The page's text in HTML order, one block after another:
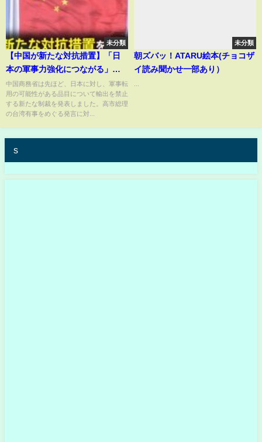
未分類
【中国が新たな対抗措置】「日
本の軍事力強化につながる」品
目の輸出禁止 レアアース輸出
に影響出る可能性も 中国日本
商会「活動に支障出たら申し入
中国商務省は先ほど、日本に対し、軍事転
用の可能性がある品目について輸出を禁止
する新たな制裁を発表しました。高市総理
の台湾有事をめぐる発言に対...
未分類
朝ズバッ！ATARU絵本(チョコザ
イ読み聞かせ一部あり）
s